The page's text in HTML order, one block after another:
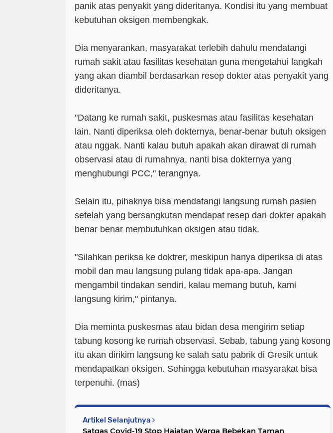
panik atas penyakit yang dideritanya. Kondisi itu yang membuat
kebutuhan oksigen membengkak.
Dia menyarankan, masyarakat terlebih dahulu mendatangi
rumah sakit atau fasilitas kesehatan guna mengetahui langkah
yang akan diambil berdasarkan resep dokter atas penyakit yang
dideritanya.
"Datang ke rumah sakit, puskesmas atau fasilitas kesehatan
lain. Nanti diperiksa oleh dokternya, benar-benar butuh oksigen
atau nggak. Nanti kalau butuh apakah akan dirawat di rumah
observasi atau di rumahnya, nanti bisa dokternya yang
menghubungi PCC," terangnya.
Selain itu, pihaknya bisa mendatangi langsung rumah pasien
setelah yang bersangkutan mendapat resep dari dokter apakah
benar benar membutuhkan oksigen atau tidak.
"Silahkan periksa ke doktrer, meskipun hanya diperiksa di atas
mobil dan mau langsung pulang tidak apa-apa. Jangan
mengambil tindakan sendiri, kalau memang butuh, kami
langsung kirim," pintanya.
Dia meminta puskesmas atau bidan desa mengirim setiap
tabung kosong ke rumah observasi. Sebab, tabung yang kosong
itu akan dirikim langsung ke salah satu pabrik di Gresik untuk
mendapatkan oksigen. Sehingga kebutuhan masyarakat bisa
terpenuhi. (mas)
Artikel Selanjutnya
Satgas Covid-19 Stop Hajatan Warga Bebekan Taman